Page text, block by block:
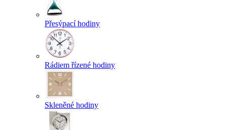
Přesýpací hodiny
Rádiem řízené hodiny
Skleněné hodiny